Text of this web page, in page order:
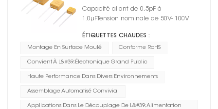
surface moulé
Capacité allant de 0,5pF à
1.0μFTension nominale de 50V- 100V
ÉTIQUETTES CHAUDES :
Montage En Surface Moulé Conforme RoHS
Convient À L&#39;électronique Grand Public
Haute Performance Dans Divers Environnements
Assemblage Automatisé Convivial
Applications Dans Le Découplage De L&#39;alimentation